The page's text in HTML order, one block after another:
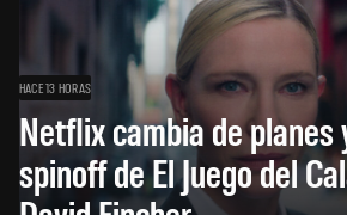
HACE 13 HORAS
Netflix cambia de planes
spinoff de El Juego del